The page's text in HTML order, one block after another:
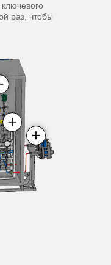
раз, чтобы